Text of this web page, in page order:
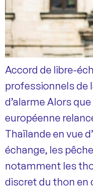
Accord de libre-
professionnels de
d’alarme Alors
européenne
Thaïlande en vue
échange, les
notamment les
discret du thon en